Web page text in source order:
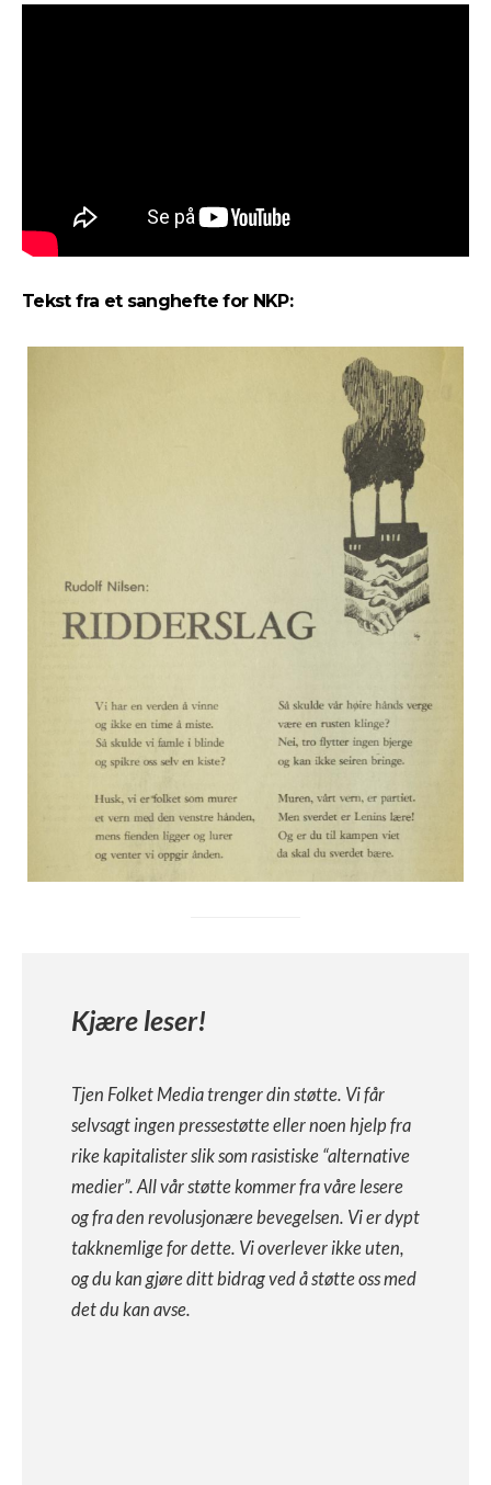
Tekst fra et sanghefte for NKP:
Kjære leser!
Tjen Folket Media trenger din støtte. Vi får
selvsagt ingen pressestøtte eller noen hjelp fra
rike kapitalister slik som rasistiske “alternative
medier”. All vår støtte kommer fra våre lesere
og fra den revolusjonære bevegelsen. Vi er dypt
takknemlige for dette. Vi overlever ikke uten,
og du kan gjøre ditt bidrag ved å støtte oss med
det du kan avse.